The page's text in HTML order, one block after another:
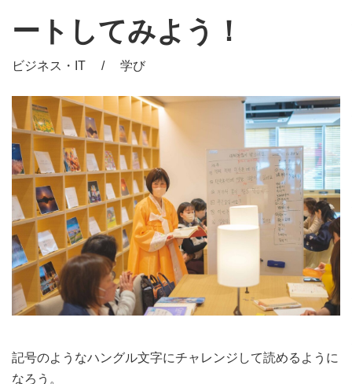
ートしてみよう！
ビジネス・IT / 学び
記号のようなハングル文字にチャレンジして読めるように
なろう。